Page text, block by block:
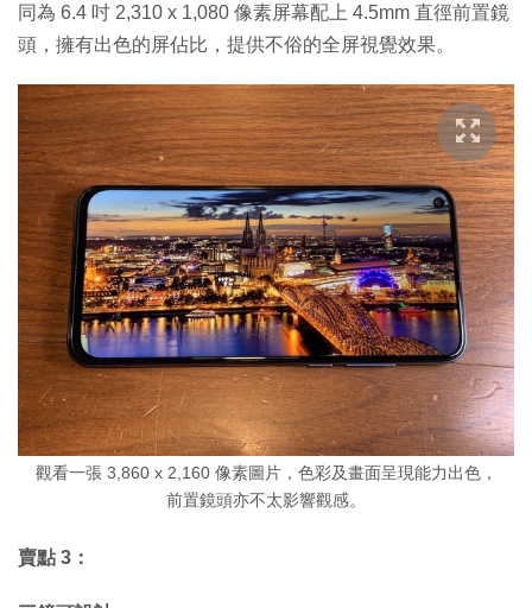
同為 6.4 吋 2,310 x 1,080 像素屏幕配上 4.5mm 直徑前置鏡
頭，擁有出色的屏佔比，提供不俗的全屏視覺效果。
觀看一張 3,860 x 2,160 像素圖片，色彩及畫面呈現能力出色，
前置鏡頭亦不太影響觀感。
賣點 3：